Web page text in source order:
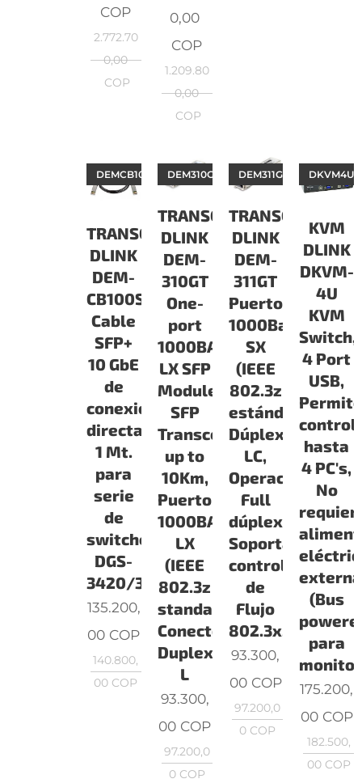
COP
2.772.70
0,00
COP
0,00
COP
1.209.80
0,00
COP
TRANSCEIVER
DLINK
DEM-
CB100S
Cable
SFP+
10 GbE
de
conexión
directa,
1 Mt.
para
serie
de
switches
DGS-
3420/3620
DEMCB100S
135.200,
00 COP
140.800,
00 COP
TRANSCEIVER
DLINK
DEM-
310GT
One-
port
1000BASE-
LX SFP
Module,
SFP
Transceiver,
up to
10Km,
Puerto
1000BASE-
LX
(IEEE
802.3z
standard),
Conector
Duplex
L
DEM310GT
93.300,
00 COP
97.200,0
0COP
TRANSCEIVER
DLINK
DEM-
311GT
Puerto
1000Base-
SX
(IEEE
802.3z
Dúplex
LC,
Operación
Full
dúplex,
Soporta
control
de
Flujo
802.3x,Tipo
DEM311GT
93.300,
00COP
97.200,0
0 COP
KVM
DLINK
DKVM-
4U
KVM
Switch,
4 Port
USB,
hasta
4 PC's,
No
externa
(Bus
para
monito
DKVM4U
175.200,
00COP
182.500,
00COP